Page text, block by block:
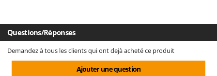
Questions/Réponses
Demandez à tous les clients qui ont dejà acheté ce produit
Ajouter une question